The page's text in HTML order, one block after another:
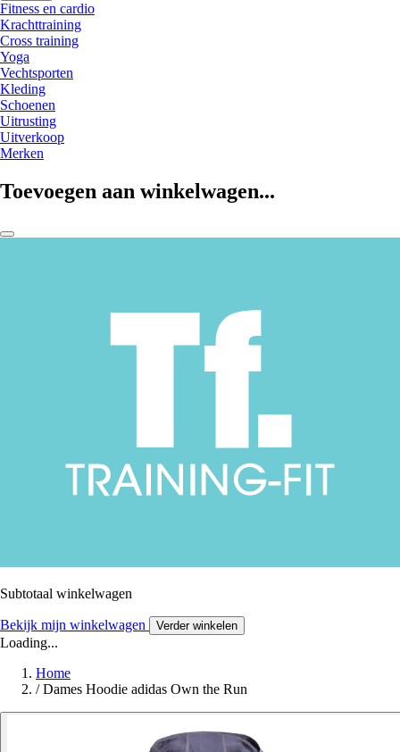
Fitness en cardio
Krachttraining
Cross training
Yoga
Vechtsporten
Kleding
Schoenen
Uitrusting
Uitverkoop
Merken
Toevoegen aan winkelwagen...
Subtotaal winkelwagen
Bekijk mijn winkelwagen Verder winkelen
Loading...
Home
/ Dames Hoodie adidas Own the Run